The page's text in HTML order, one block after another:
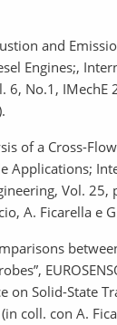
and
Engines;,
6, No.1, IMechE
of a Cross-
Applications;
Vol.
A. Ficarella e
on Solid-State
coll. con A.